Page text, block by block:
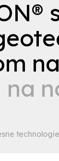
N®
eote
m na
na n